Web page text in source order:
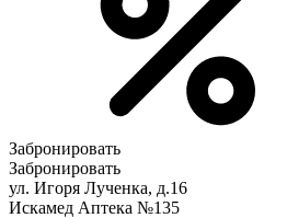
Забронировать
Забронировать
ул. Игоря Лученка, д.16
Искамед Аптека №135